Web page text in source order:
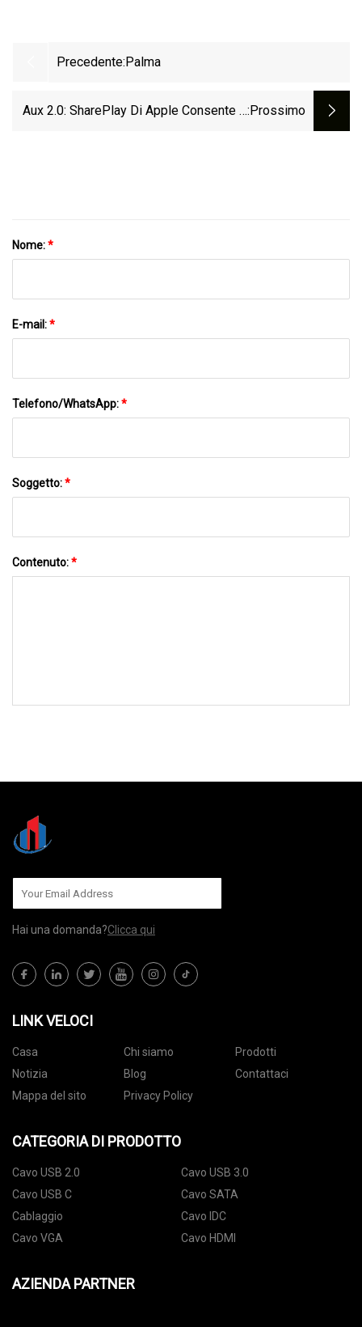
Precedente: Palma
Aux 2.0: SharePlay Di Apple Consente A:Prossimo
Nome:*
E-mail:*
Telefono/WhatsApp:*
Soggetto:*
Contenuto:*
Hai una domanda?Clicca qui
LINK VELOCI
Casa Chi siamo
Prodotti
Notizia
Blog
Contattaci
Mappa del sito
Privacy Policy
CATEGORIA DI PRODOTTO
Cavo USB 2.0
Cavo USB 3.0
Cavo USB C
Cavo SATA
Cablaggio
Cavo IDC
Cavo VGA
Cavo HDMI
AZIENDA PARTNER